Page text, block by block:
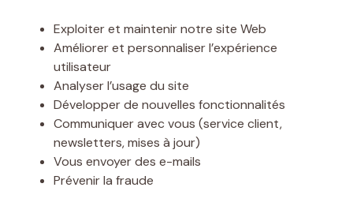
Exploiter et maintenir notre site Web
Améliorer et personnaliser l’expérience
utilisateur
Analyser l’usage du site
Développer de nouvelles fonctionnalités
Communiquer avec vous (service client,
newsletters, mises à jour)
Vous envoyer des e-mails
Prévenir la fraude